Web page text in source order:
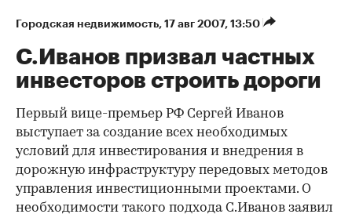
Городская недвижимость⁠, 17 авг 2007, 13:50
С.Иванов призвал частных
инвесторов строить дороги
Первый вице-премьер РФ Сергей Иванов
выступает за создание всех необходимых
условий для инвестирования и внедрения в
дорожную инфраструктуру передовых методов
управления инвестиционными проектами. О
необходимости такого подхода С.Иванов заявил